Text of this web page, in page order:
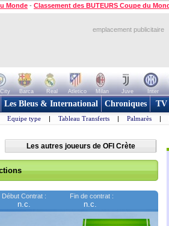
Monde - Classement des BUTEURS Coupe du
emplacement publicitaire
Barca Real Atletico Milan Juve Inter
Les Bleus & International Chroniques TV
Equipe type | Tableau Transferts | Palmarès |
Les autres joueurs de OFI Crète
Début Contrat :
n.c.
Fin de contrat :
n.c.